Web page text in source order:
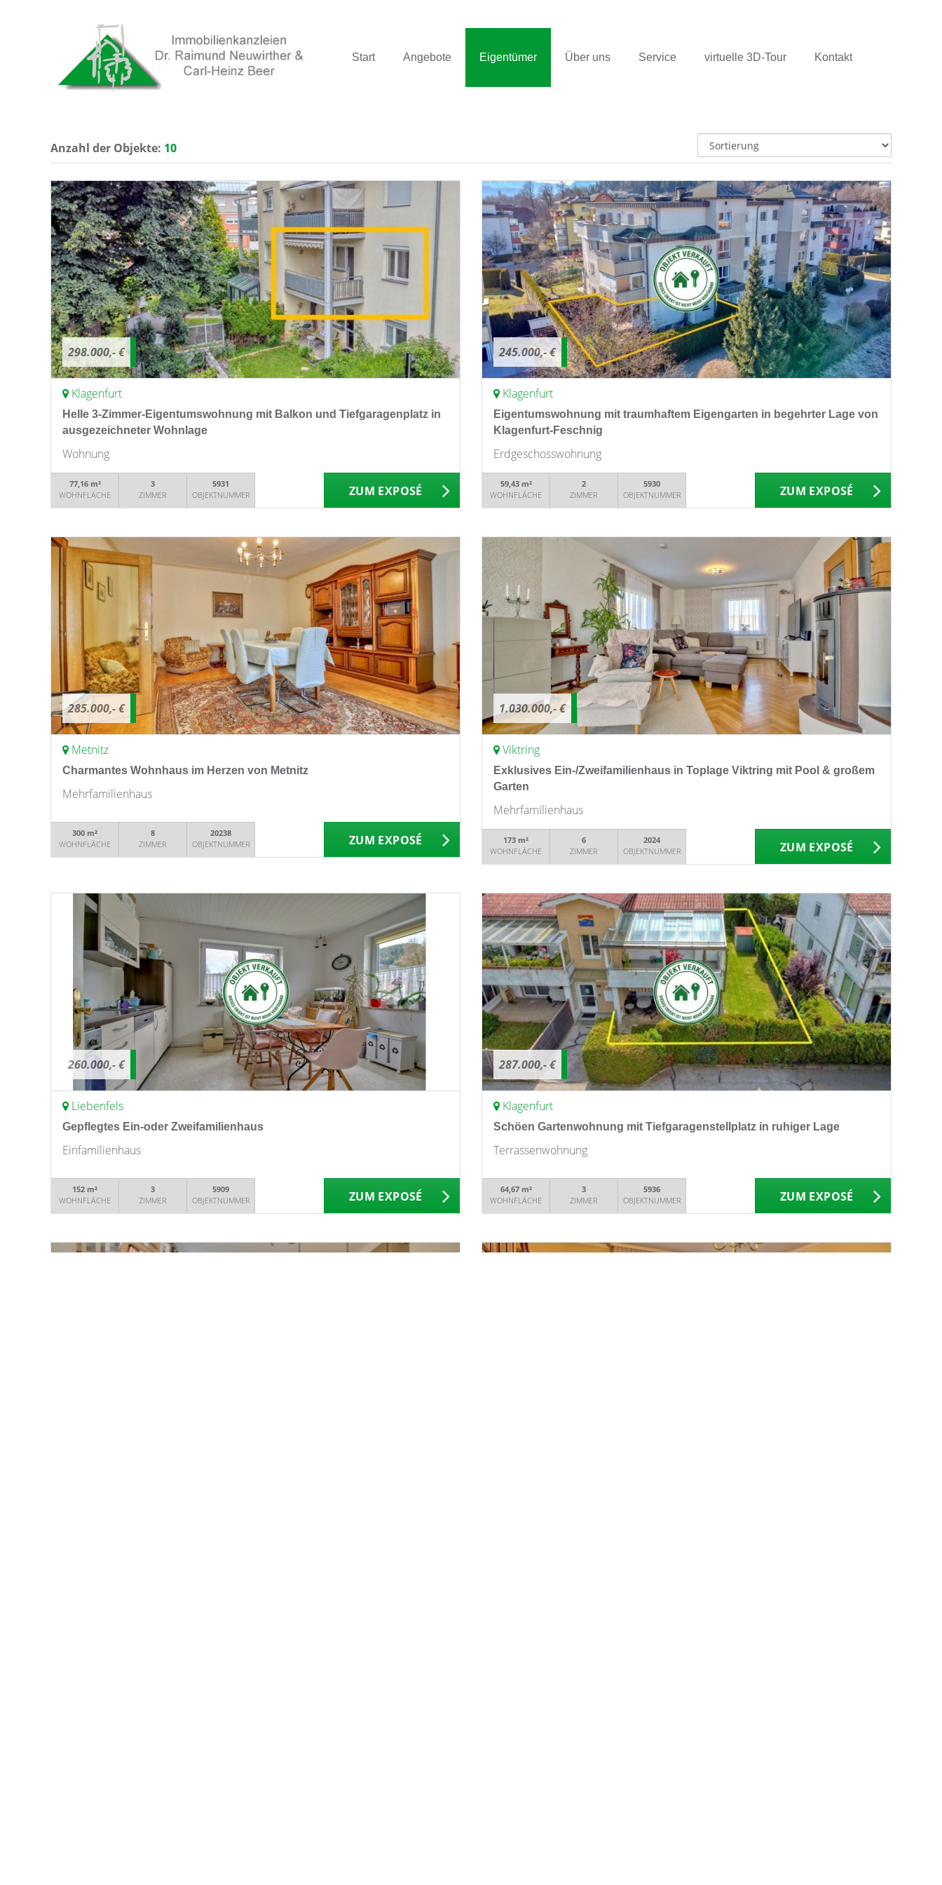
Start Angebote Eigentümer Über uns Service virtuelle 3D-Tour Kontakt
Anzahl der Objekte: 10
298.000,- €
Klagenfurt
Helle 3-Zimmer-Eigentumswohnung mit Balkon und Tiefgaragenplatz in
ausgezeichneter Wohnlage
Wohnung
77,16 m²
WOHNFLÄCHE
3
ZIMMER
5931
OBJEKTNUMMER
ZUM EXPOSÉ
245.000,- €
Klagenfurt
Eigentumswohnung mit traumhaftem Eigengarten in begehrter Lage von
Klagenfurt-Feschnig
Erdgeschosswohnung
59,43 m²
WOHNFLÄCHE
2
ZIMMER
5930
OBJEKTNUMMER
ZUM EXPOSÉ
285.000,- €
Metnitz
Charmantes Wohnhaus im Herzen von Metnitz
Mehrfamilienhaus
300 m²
WOHNFLÄCHE
8
ZIMMER
20238
OBJEKTNUMMER
ZUM EXPOSÉ
1.030.000,- €
Viktring
Exklusives Ein-/Zweifamilienhaus in Toplage Viktring mit Pool & großem
Garten
Mehrfamilienhaus
173 m²
WOHNFLÄCHE
6
ZIMMER
2024
OBJEKTNUMMER
ZUM EXPOSÉ
260.000,- €
Liebenfels
Gepflegtes Ein-oder Zweifamilienhaus
Einfamilienhaus
152 m²
WOHNFLÄCHE
3
ZIMMER
5909
OBJEKTNUMMER
ZUM EXPOSÉ
287.000,- €
Klagenfurt
Schöen Gartenwohnung mit Tiefgaragenstellplatz in ruhiger Lage
Terrassenwohnung
64,67 m²
WOHNFLÄCHE
3
ZIMMER
5936
OBJEKTNUMMER
ZUM EXPOSÉ